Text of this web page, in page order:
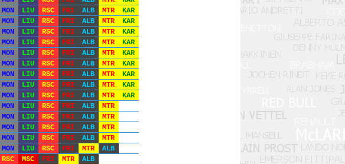
MON LIU RSC FRI ALB MTR
KAR
MON LIU RSC FRI ALB MTR
KAR
MON LIU RSC FRI ALB MTR
KAR
MON LIU RSC FRI ALB MTR
KAR
MON LIU RSC FRI ALB MTR
KAR
MON LIU RSC FRI ALB MTR
KAR
MON LIU RSC FRI ALB MTR
KAR
MON LIU RSC FRI ALB MTR
KAR
MON LIU RSC FRI ALB MTR
KAR
MON LIU RSC FRI ALB
MTR
MON LIU RSC FRI ALB
MTR
MON LIU RSC FRI ALB
MTR
MON LIU RSC FRI ALB
MTR
MON LIU RSC FRI MTR
ALB
RSC MSC FRI MTR
ALB